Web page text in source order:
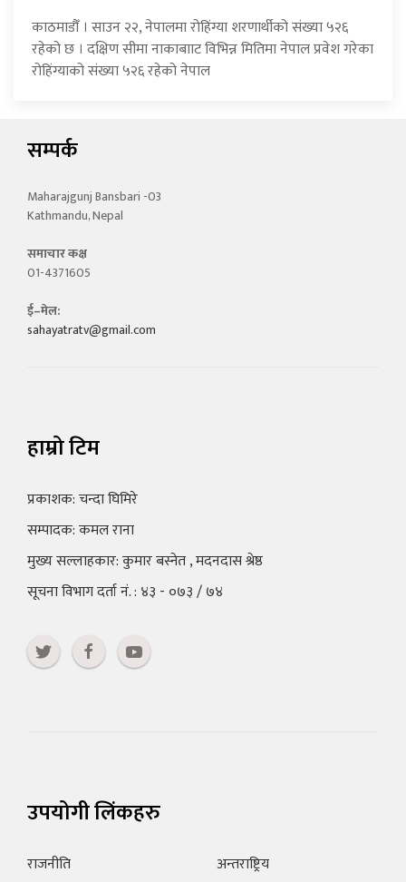
काठमाडौँ । साउन २२, नेपालमा रोहिंग्या शरणार्थीको संख्या ५२६
रहेको छ । दक्षिण सीमा नाकाबााट विभिन्न मितिमा नेपाल प्रवेश गरेका
रोहिंग्याको संख्या ५२६ रहेको नेपाल
सम्पर्क
Maharajgunj Bansbari -03
Kathmandu, Nepal
समाचार कक्ष
01-4371605
ई–मेल:
sahayatratv@gmail.com
हाम्रो टिम
प्रकाशक: चन्दा घिमिरे
सम्पादक: कमल राना
मुख्य सल्लाहकार: कुमार बस्नेत , मदनदास श्रेष्ठ
सूचना विभाग दर्ता नं. : ४३ - ०७३ / ७४
उपयोगी लिंकहरु
राजनीति अन्तराष्ट्रिय